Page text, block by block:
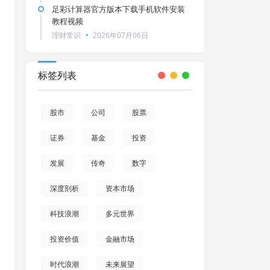
足彩计算器官方版本下载手机软件安装
教程视频
理财常识 2026年07月06日
标签列表
股市 公司 股票
证券 基金 投资
发展 传奇 数字
深度剖析 资本市场
科技浪潮 多元世界
投资价值 金融市场
时代浪潮 未来展望